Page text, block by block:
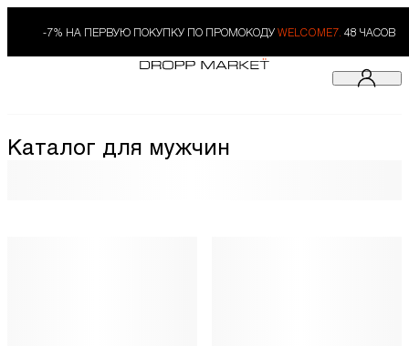
-7% НА ПЕРВУЮ ПОКУПКУ ПО ПРОМОКОДУ WELCOME7. 48 ЧАСОВ
Каталог для мужчин